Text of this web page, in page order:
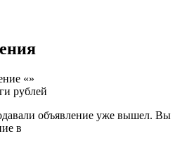
«»
рублей
объявление уже вышел. Вы
в